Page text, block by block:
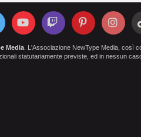
Media. L'Associazione NewType Media, così
statutariamente previste, ed in nessun